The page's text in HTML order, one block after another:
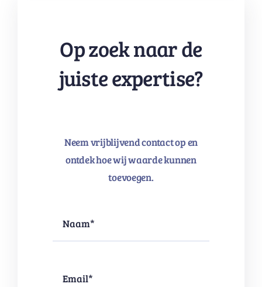
Op zoek naar de
juiste expertise?
Neem vrijblijvend contact op en
ontdek hoe wij waarde kunnen
toevoegen.